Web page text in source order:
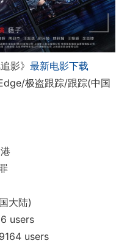
影》 最新电影下载
极盗跟踪/跟踪(中国
大陆)
users
users